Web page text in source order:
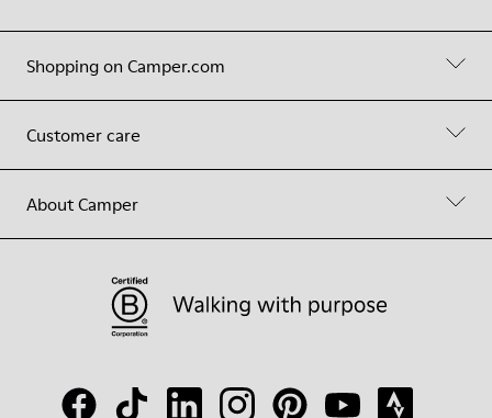
Shopping on Camper.com
Customer care
About Camper